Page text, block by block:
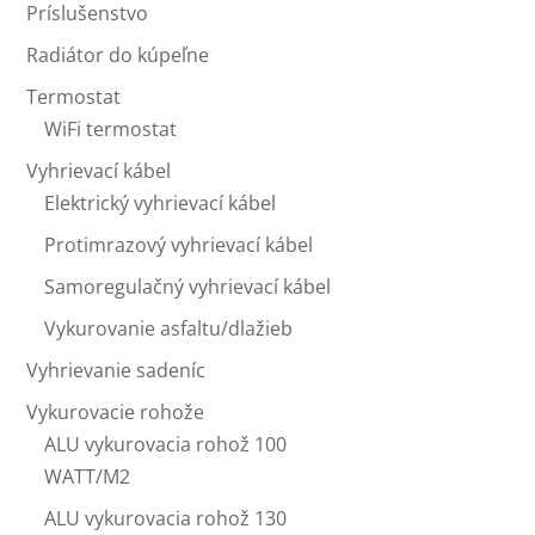
Príslušenstvo
Radiátor do kúpeľne
Termostat
WiFi termostat
Vyhrievací kábel
Elektrický vyhrievací kábel
Protimrazový vyhrievací kábel
Samoregulačný vyhrievací kábel
Vykurovanie asfaltu/dlažieb
Vyhrievanie sadeníc
Vykurovacie rohože
ALU vykurovacia rohož 100
WATT/M2
ALU vykurovacia rohož 130